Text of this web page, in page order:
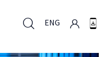
ENG